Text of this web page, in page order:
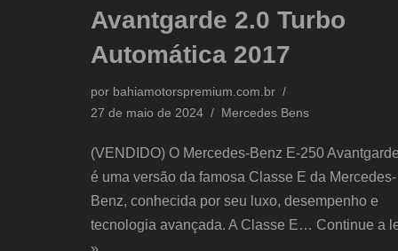
Avantgarde 2.0 Turbo
Automática 2017
por bahiamotorspremium.com.br
27 de maio de 2024
Mercedes Bens
(VENDIDO) O Mercedes-Benz E-250
é uma versão da famosa Classe E da Mercedes-
Benz, conhecida por seu luxo, desempenho e
tecnologia avançada. A Classe E… Continue a